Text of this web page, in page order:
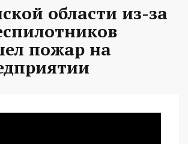
области из-за
пожар на